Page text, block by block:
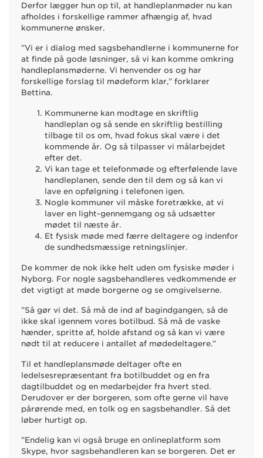
Derfor lægger hun op til, at handleplanmøder nu kan
afholdes i forskellige rammer afhængig af, hvad
kommunerne ønsker.
”Vi er i dialog med sagsbehandlerne i kommunerne for
at finde på gode løsninger, så vi kan komme omkring
handleplansmøderne. Vi henvender os og har
forskellige forslag til mødeform klar,” forklarer
Bettina.
Kommunerne kan modtage en skriftlig
handleplan og så sende en skriftlig bestilling
tilbage til os om, hvad fokus skal være i det
kommende år. Og så tilpasser vi målarbejdet
efter det.
Vi kan tage et telefonmøde og efterfølende lave
handleplanen, sende den til dem og så kan vi
lave en opfølgning i telefonen igen.
Nogle kommuner vil måske foretrække, at vi
laver en light-gennemgang og så udsætter
mødet til næste år.
Et fysisk møde med færre deltagere og indenfor
de sundhedsmæssige retningslinjer.
De kommer de nok ikke helt uden om fysiske møder i
Nyborg. For nogle sagsbehandleres vedkommende er
det vigtigt at møde borgerne og se omgivelserne.
”Så gør vi det. Så må de ind af bagindgangen, så de
ikke skal igennem vores botilbud. Så må de vaske
hænder, spritte af, holde afstand og så kan vi være
nødt til at reducere i antallet af mødedeltagere.”
Til et handleplansmøde deltager ofte en
ledelsesrepræsentant fra botilbuddet og en fra
dagtilbuddet og en medarbejder fra hvert sted.
Derudover er der borgeren, som ofte gerne vil have
pårørende med, en tolk og en sagsbehandler. Så det
løber hurtigt op.
”Endelig kan vi også bruge en onlineplatform som
Skype, hvor sagsbehandleren kan se borgeren. Det er